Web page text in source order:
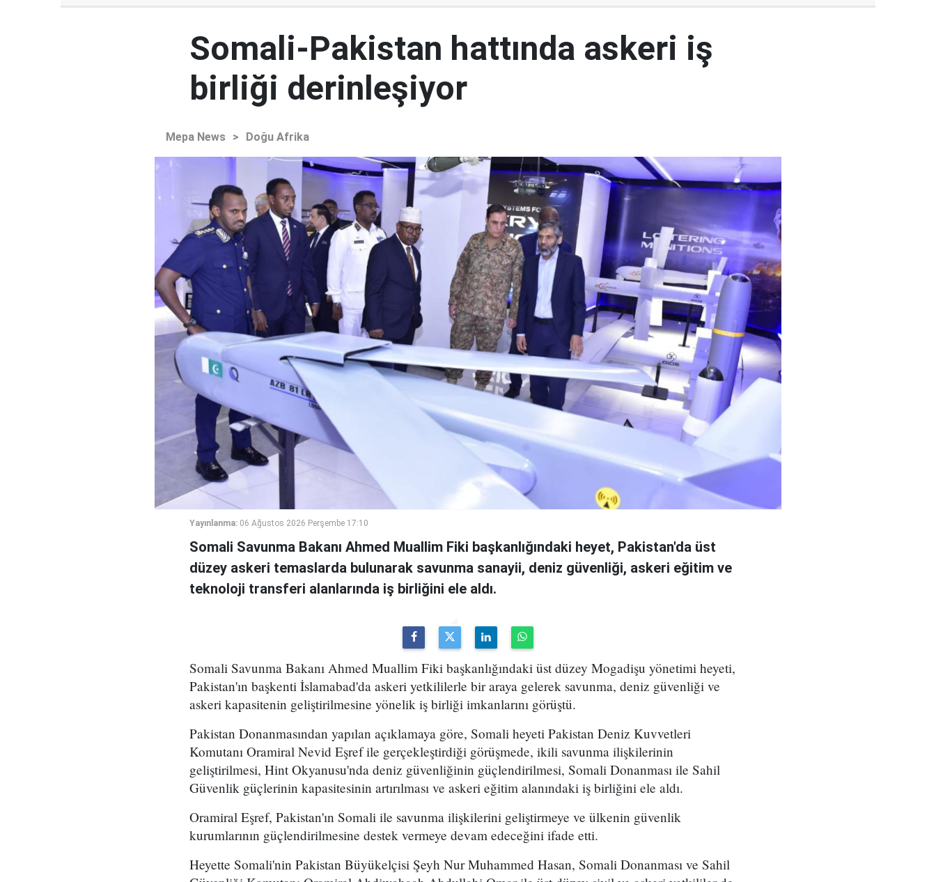
Somali-Pakistan hattında askeri iş
birliği derinleşiyor
Mepa News > Doğu Afrika
Yayınlanma: 06 Ağustos 2026 Perşembe 17:10
Somali Savunma Bakanı Ahmed Muallim Fiki başkanlığındaki heyet, Pakistan'da üst
düzey askeri temaslarda bulunarak savunma sanayii, deniz güvenliği, askeri eğitim ve
teknoloji transferi alanlarında iş birliğini ele aldı.
Somali Savunma Bakanı Ahmed Muallim Fiki başkanlığındaki üst düzey Mogadişu yönetimi heyeti,
Pakistan'ın başkenti İslamabad'da askeri yetkililerle bir araya gelerek savunma, deniz güvenliği ve
askeri kapasitenin geliştirilmesine yönelik iş birliği imkanlarını görüştü.
Pakistan Donanmasından yapılan açıklamaya göre, Somali heyeti Pakistan Deniz Kuvvetleri
Komutanı Oramiral Nevid Eşref ile gerçekleştirdiği görüşmede, ikili savunma ilişkilerinin
geliştirilmesi, Hint Okyanusu'nda deniz güvenliğinin güçlendirilmesi, Somali Donanması ile Sahil
Güvenlik güçlerinin kapasitesinin artırılması ve askeri eğitim alanındaki iş birliğini ele aldı.
Oramiral Eşref, Pakistan'ın Somali ile savunma ilişkilerini geliştirmeye ve ülkenin güvenlik
kurumlarının güçlendirilmesine destek vermeye devam edeceğini ifade etti.
Heyette Somali'nin Pakistan Büyükelçisi Şeyh Nur Muhammed Hasan, Somali Donanması ve Sahil